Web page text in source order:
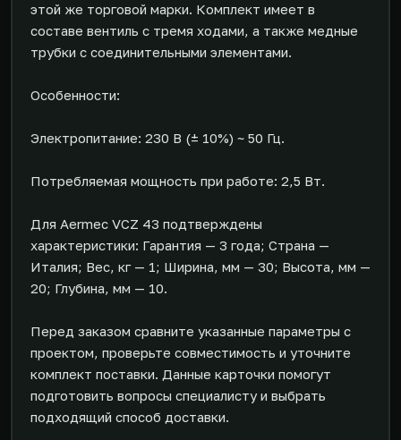
этой же торговой марки. Комплект имеет в
составе вентиль с тремя ходами, а также медные
трубки с соединительными элементами.
Особенности:
Электропитание: 230 В (± 10%) ~ 50 Гц.
Потребляемая мощность при работе: 2,5 Вт.
Для Aermec VCZ 43 подтверждены
характеристики: Гарантия — 3 года; Страна —
Италия; Вес, кг — 1; Ширина, мм — 30; Высота, мм —
20; Глубина, мм — 10.
Перед заказом сравните указанные параметры с
проектом, проверьте совместимость и уточните
комплект поставки. Данные карточки помогут
подготовить вопросы специалисту и выбрать
подходящий способ доставки.